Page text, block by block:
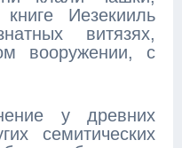
Иезекииль
витязях,
вооружении, с
у древних
семитических